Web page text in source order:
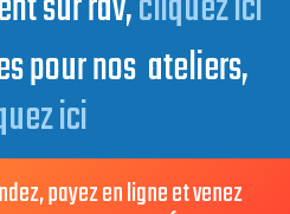
pour nos ateliers,
ici
payez en ligne et venez